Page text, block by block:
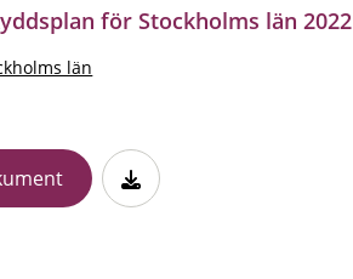
för Stockholms län 2022
län